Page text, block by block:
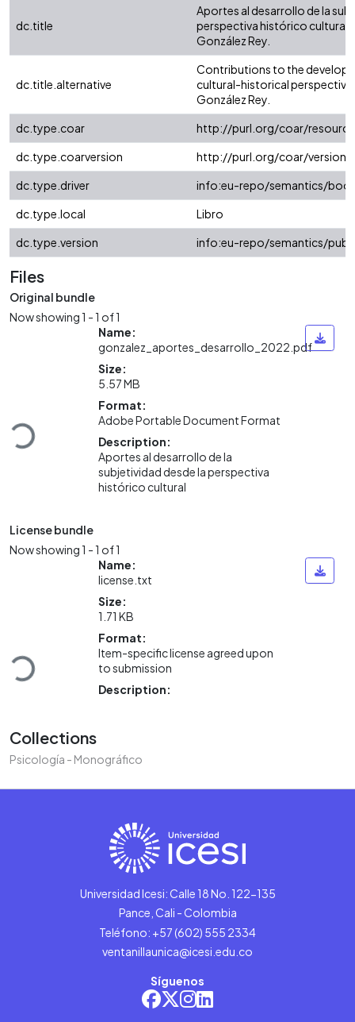
dc.title
Aportes al desarrollo de la
perspectiva histórico cultural.
González Rey.
dc.title.alternative
Contributions to the
cultural-historical
González Rey.
dc.type.coar
http://purl.org/coar/
dc.type.coarversion
http://purl.org/coar/
dc.type.driver
info:eu-repo/semantics/
dc.type.local
Libro
dc.type.version
info:eu-repo/semantics/
Files
Original bundle
Now showing1 - 1 of 1
Loading...
Name:
gonzalez_aportes_desarrollo_2022.pdf
Size:
5.57 MB
Format:
Adobe Portable Document Format
Description:
Aportes al desarrollo de la
subjetividad desde la perspectiva
histórico cultural
License bundle
Now showing1 - 1 of 1
Loading...
Name:
license.txt
Size:
1.71 KB
Format:
Item-specific license agreed upon
to submission
Description:
Collections
Psicología - Monográfico
Universidad Icesi: Calle 18 No. 122-135
Pance, Cali - Colombia
Teléfono: +57 (602) 555 2334
ventanillaunica@icesi.edu.co
Síguenos